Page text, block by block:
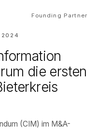
Founding Partner
2024
die ersten
(CIM) im M&A-